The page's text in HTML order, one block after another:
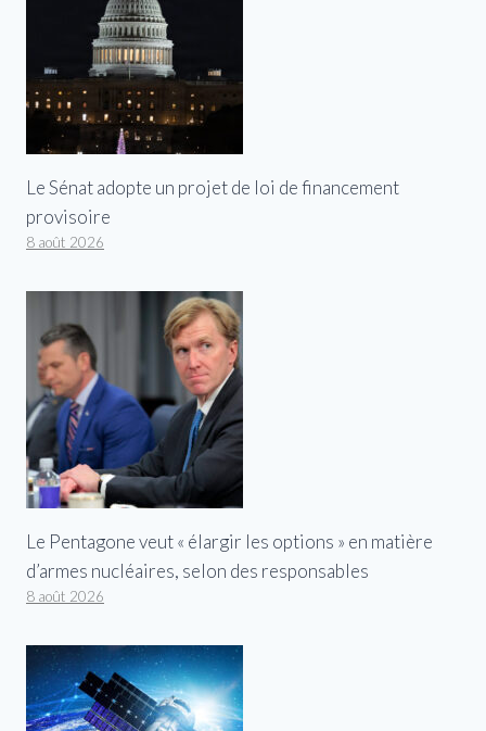
Le Sénat adopte un projet de loi de financement
provisoire
8 août 2026
Le Pentagone veut « élargir les options » en matière
d’armes nucléaires, selon des responsables
8 août 2026